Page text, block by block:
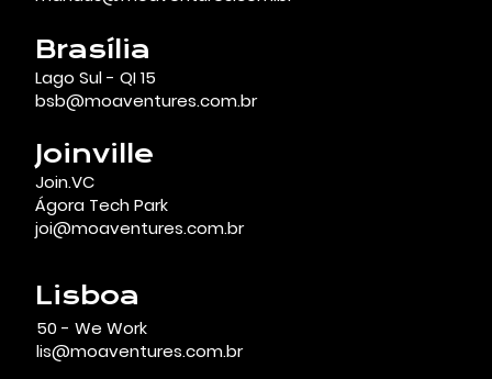
Joinville
joi@moaventures.com.br
Join.VC
Ágora Tech Park
Brasília
Lago Sul - QI 15
bsb@moaventures.com.br
Lisboa
50 - We Work
lis@moaventures.com.br